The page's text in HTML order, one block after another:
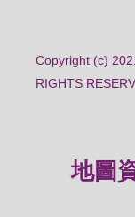
Copyright (c)
RIGHTS
地圖